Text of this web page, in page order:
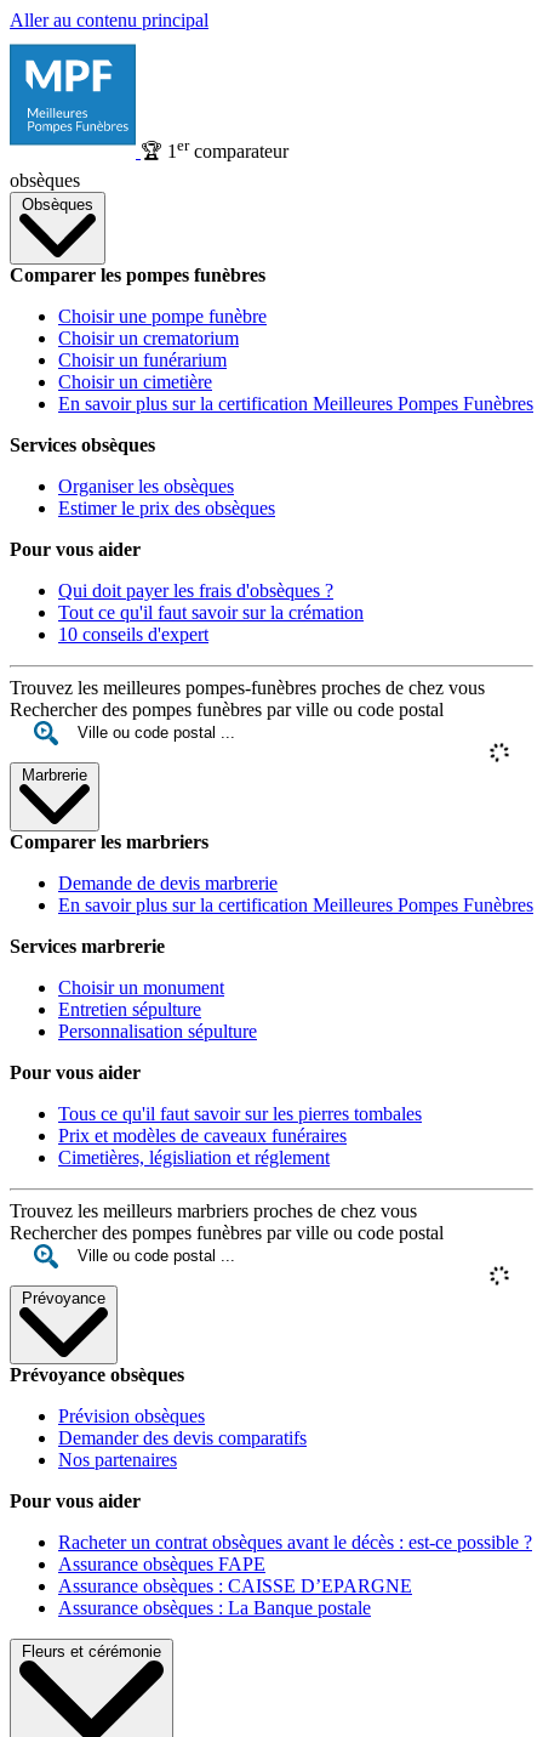
Aller au contenu principal
🏆 1 ercomparateur
obsèques
Obsèques
Comparer les pompes funèbres
Choisir une pompe funèbre
Choisir un crematorium
Choisir un funérarium
Choisir un cimetière
En savoir plus sur la certification Meilleures Pompes Funèbres
Services obsèques
Organiser les obsèques
Estimer le prix des obsèques
Pour vous aider
Qui doit payer les frais d'obsèques ?
Tout ce qu'il faut savoir sur la crémation
10 conseils d'expert
Trouvez les meilleures pompes-funèbres proches de chez vous
Rechercher des pompes funèbres par ville ou code postal
Marbrerie
Comparer les marbriers
Demande de devis marbrerie
En savoir plus sur la certification Meilleures Pompes Funèbres
Services marbrerie
Choisir un monument
Entretien sépulture
Personnalisation sépulture
Pour vous aider
Tous ce qu'il faut savoir sur les pierres tombales
Prix et modèles de caveaux funéraires
Cimetières, législiation et réglement
Trouvez les meilleurs marbriers proches de chez vous
Rechercher des pompes funèbres par ville ou code postal
Prévoyance
Prévoyance obsèques
Prévision obsèques
Demander des devis comparatifs
Nos partenaires
Pour vous aider
Racheter un contrat obsèques avant le décès : est-ce possible ?
Assurance obsèques FAPE
Assurance obsèques : CAISSE D’EPARGNE
Assurance obsèques : La Banque postale
Fleurs et cérémonie